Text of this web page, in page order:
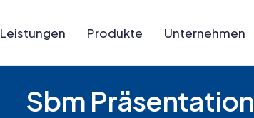
Leistungen Produkte Unternehmen
Sbm Präsentation